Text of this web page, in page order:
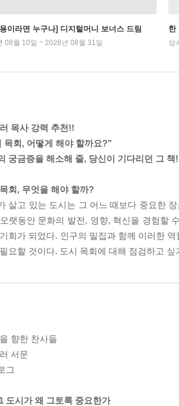
이라면 누구나] 디지털머니 보너스 드림
08월 10일 ~ 2026년 08월 31일
한
상
목사 강력 추천!!
목회, 어떻게 해야 할까요?”
궁금증을 해소해 줄, 당신이 기다리던 그 책!
회, 무엇을 해야 할까?
살고 있는 도시는 그 어느 때보다 중요한
랫동안 문화의 발전, 영향, 혁신을 경험할
회가 되었다. 인구의 밀집과 함께 이러한
요할 것이다. 도시 목회에 대해 점검하고
향한 찬사들
서문
그
도시가 왜 그토록 중요한가